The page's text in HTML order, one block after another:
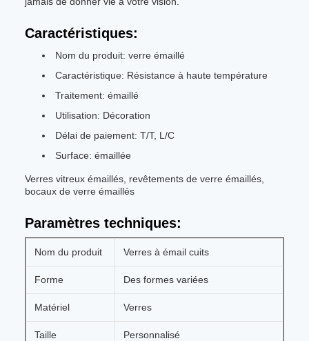
Caractéristiques:
Nom du produit: verre émaillé
Caractéristique: Résistance à haute température
Traitement: émaillé
Utilisation: Décoration
Délai de paiement: T/T, L/C
Surface: émaillée
Verres vitreux émaillés, revêtements de verre émaillés,
bocaux de verre émaillés
Paramètres techniques:
Nom du produit Verres à émail cuits
Forme Des formes variées
Matériel Verres
Taille Personnalisé